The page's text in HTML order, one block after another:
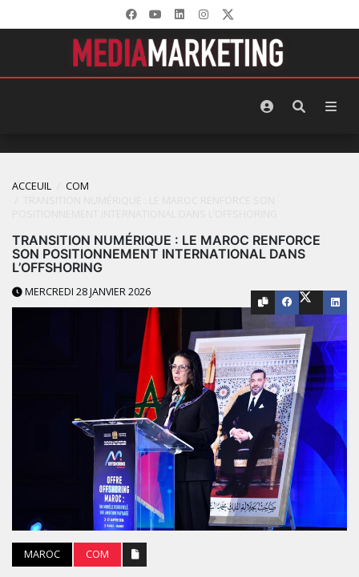
ACCEUIL
COM
TRANSITION NUMÉRIQUE : LE MAROC RENFORCE
SON POSITIONNEMENT INTERNATIONAL DANS
L’OFFSHORING
MERCREDI 28 JANVIER 2026
MAROC COM